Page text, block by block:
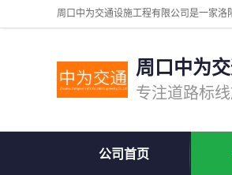
周口中为
公司首页